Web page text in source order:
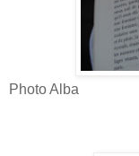
Photo Alba